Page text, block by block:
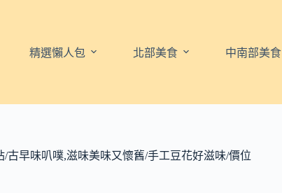
精選懶人包 北部美食 中南部美食
/古早味叭噗,滋味美味又懷舊/手工豆花好滋味/價位